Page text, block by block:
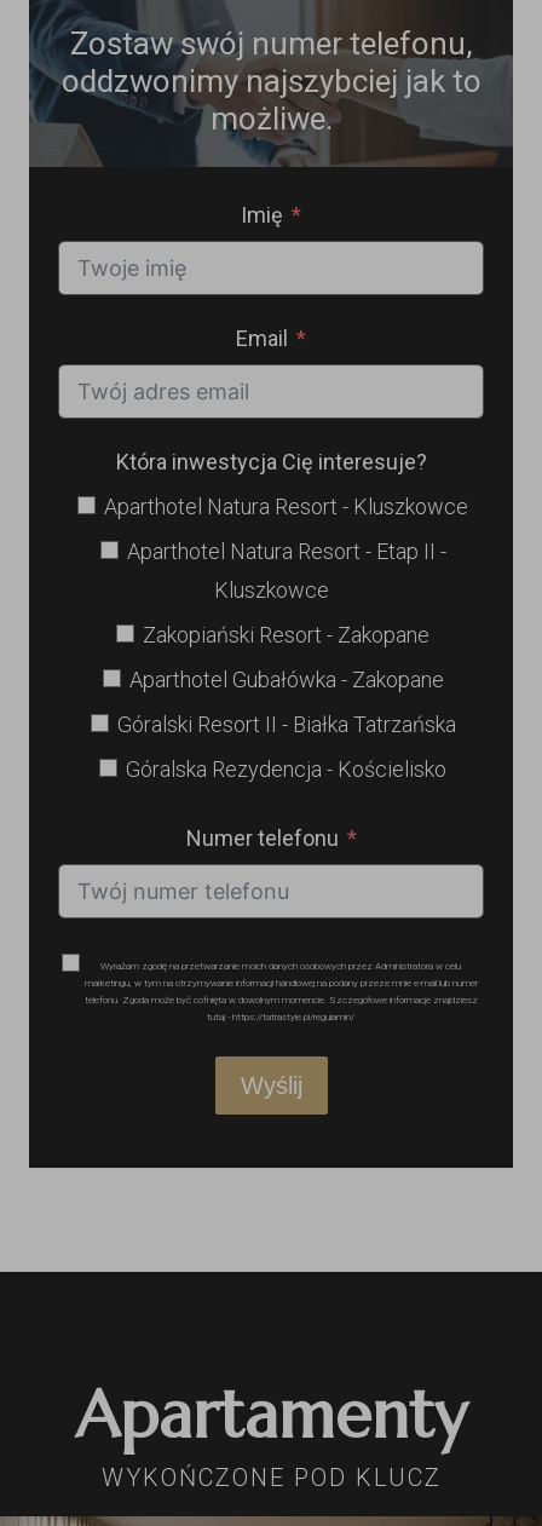
Zostaw swój numer telefonu,
oddzwonimy najszybciej jak to
możliwe.
Imię
Email
Która inwestycja Cię interesuje?
Aparthotel Natura Resort - Kluszkowce
Aparthotel Natura Resort - Etap II -
Kluszkowce
Zakopiański Resort - Zakopane
Aparthotel Gubałówka - Zakopane
Góralski Resort II - Białka Tatrzańska
Góralska Rezydencja - Kościelisko
Numer telefonu
Wyrażam zgodę na przetwarzanie moich danych osobowych przez Administratora w celu
marketingu, w tym na otrzymywanie informacji handlowej na podany przeze mnie e-mail lub numer
telefonu. Zgoda może być cofnięta w dowolnym momencie. Szczegółowe informacje znajdziesz
tutaj - https://tatrastyle.pl/regulamin/
Wyślij
Apartamenty
WYKOŃCZONE POD KLUCZ